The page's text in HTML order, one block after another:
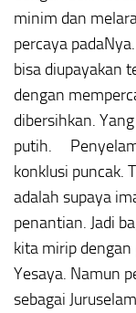
minim dan
percaya
bisa diupayakan
dengan
dibersihkan.
putih.
konklusi puncak.
adalah supaya
penantian. Jadi
kita mirip
Yesaya. Namun
sebagai